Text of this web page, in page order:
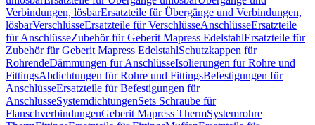
Verbindungen, lösbarErsatzteile für Übergänge und Verbindungen,
lösbarVerschlüsseErsatzteile für VerschlüsseAnschlüsseErsatzteile
für AnschlüsseZubehör für Geberit Mapress EdelstahlErsatzteile für
Zubehör für Geberit Mapress EdelstahlSchutzkappen für
RohrendeDämmungen für AnschlüsseIsolierungen für Rohre und
FittingsAbdichtungen für Rohre und FittingsBefestigungen für
AnschlüsseErsatzteile für Befestigungen für
AnschlüsseSystemdichtungenSets Schraube für
FlanschverbindungenGeberit Mapress ThermSystemrohre